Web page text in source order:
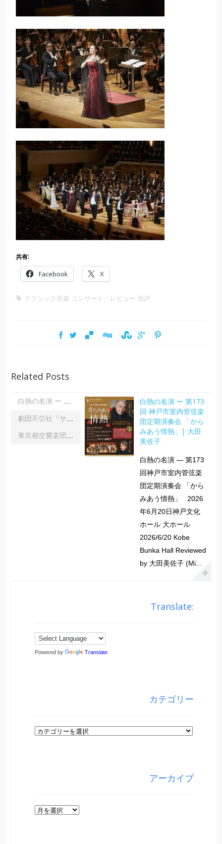
共有:
Facebook X
クラシック音楽 コンサート・レビュー 批評
Related Posts
白熱の名演 ー 第173回 神戸市室内管弦楽団定期演奏会 「からみあう情熱」| 大田美佐子
白熱の名演 ー 第173
回 神戸市室内管弦楽
団定期演奏会 「から
みあう情熱」| 大田
美佐子
白熱の名演 ― 第173
回神戸市室内管弦楽
団定期演奏会 「から
みあう情熱」 2026
年6月20日神戸文化
ホール 大ホール
2026/6/20 Kobe
Bunka Hall Reviewed
by 大田美佐子 (Mi...
Translate:
Powered by Translate
カテゴリー
カ
アーカイブ
ア